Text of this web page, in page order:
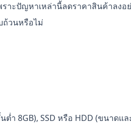
าะปัญหาเหล่านี้ลดราคาสินค้าลงอ
ถ้วนหรือไม่
ำ 8GB), SSD หรือ HDD (ขนาดแ